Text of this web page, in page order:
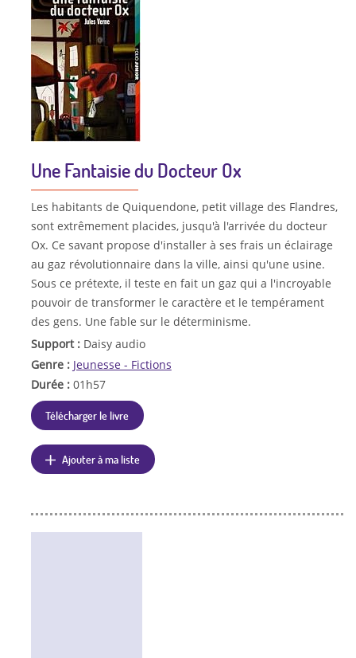
Une Fantaisie du Docteur Ox
Les habitants de Quiquendone, petit village des Flandres,
sont extrêmement placides, jusqu'à l'arrivée du docteur
Ox. Ce savant propose d'installer à ses frais un éclairage
au gaz révolutionnaire dans la ville, ainsi qu'une usine.
Sous ce prétexte, il teste en fait un gaz qui a l'incroyable
pouvoir de transformer le caractère et le tempérament
des gens. Une fable sur le déterminisme.
Support : Daisy audio
Genre : Jeunesse - Fictions
Durée : 01h57
Télécharger le livre
Ajouter à ma liste